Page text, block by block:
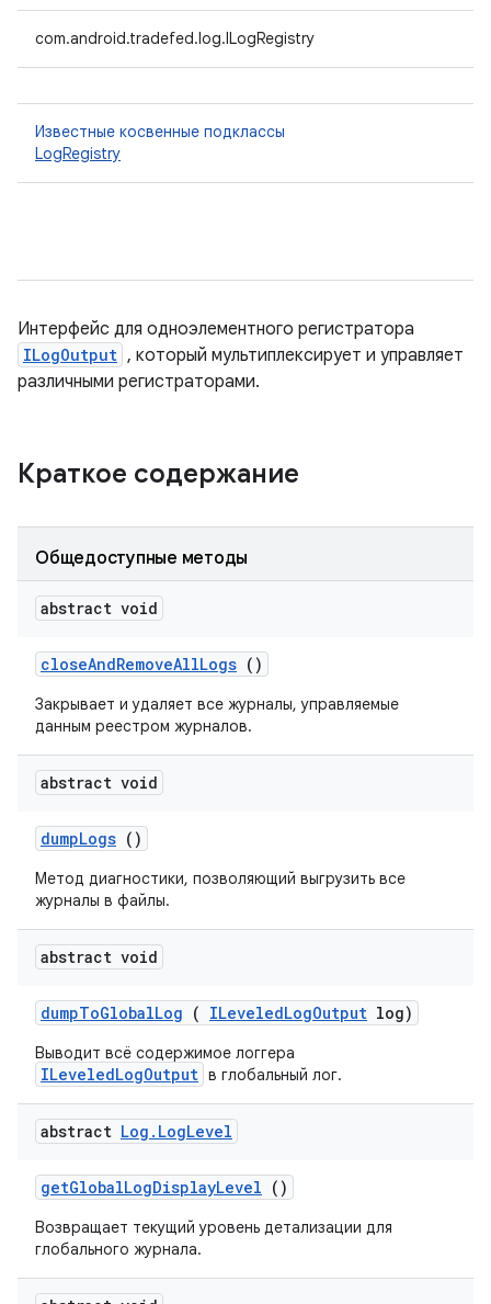
com.android.tradefed.log.ILogRegistry
Известные косвенные подклассы
LogRegistry
Интерфейс для одноэлементного регистратора
ILogOutput , который мультиплексирует и управляет
различными регистраторами.
Краткое содержание
Общедоступные методы
abstract void
closeAndRemoveAllLogs ()
Закрывает и удаляет все журналы, управляемые
данным реестром журналов.
abstract void
dumpLogs ()
Метод диагностики, позволяющий выгрузить все
журналы в файлы.
abstract void
dumpToGlobalLog ( ILeveledLogOutput log)
Выводит всё содержимое логгера
ILeveledLogOutput в глобальный лог.
abstract Log . LogLevel
getGlobalLogDisplayLevel ()
Возвращает текущий уровень детализации для
глобального журнала.